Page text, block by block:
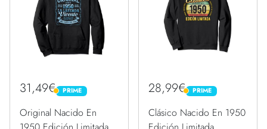
31,49€ PRIME
PRIME
Original Nacido En
28,99€ PRIME
PRIME
Clásico Nacido En 1950